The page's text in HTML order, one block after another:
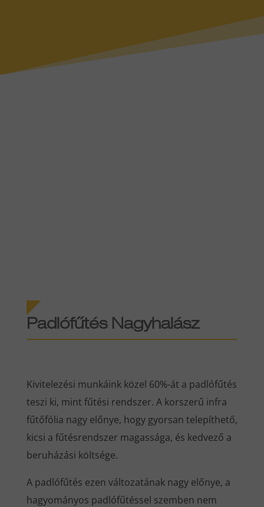
Padlófűtés Nagyhalász
Kivitelezési munkáink közel 60%-át a padlófűtés
teszi ki, mint fűtési rendszer. A korszerű infra
fűtőfólia nagy előnye, hogy gyorsan telepíthető,
kicsi a fűtésrendszer magassága, és kedvező a
beruházási költsége.
A padlófűtés ezen változatának nagy előnye, a
hagyományos padlófűtéssel szemben nem